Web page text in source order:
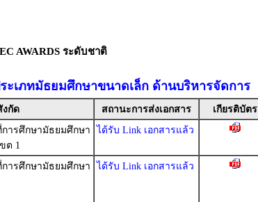
AWARDS ระดับชาติ
ะเภทมัธยมศึกษาขนาดเล็ก ด้านบริหารจัดการ
งกัด สถานะการส่งเอกสาร เกียรติบัตร
ารศึกษามัธยมศึกษา
ต 1
ได้รับ Link เอกสารแล้ว
ารศึกษามัธยมศึกษา
ได้รับ Link เอกสารแล้ว